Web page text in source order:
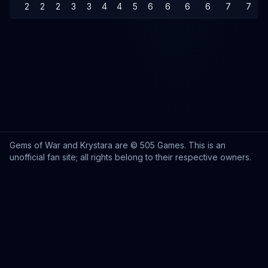
2 2 2 3 3 4 4 5 6 6 6 6 7 7
Gems of War and Krystara are © 505 Games. This is an
unofficial fan site; all rights belong to their respective owners.